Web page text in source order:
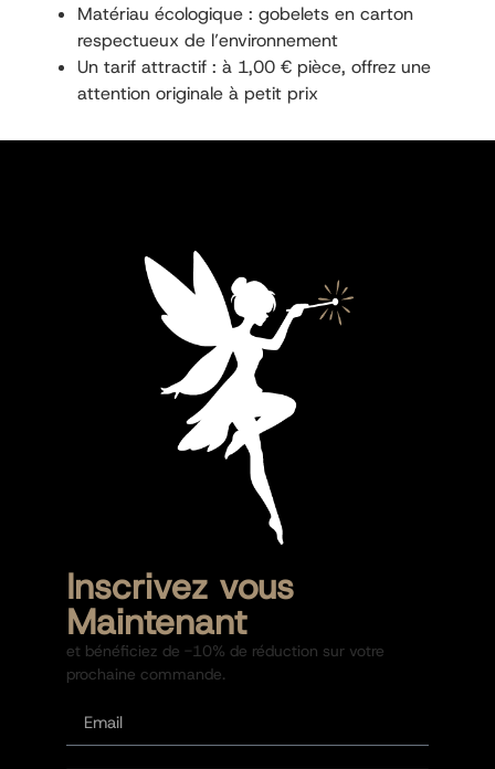
Matériau écologique : gobelets en carton
respectueux de l’environnement
Un tarif attractif : à 1,00 € pièce, offrez une
attention originale à petit prix
Inscrivez vous
Maintenant
et bénéficiez de -10% de réduction sur votre
prochaine commande.